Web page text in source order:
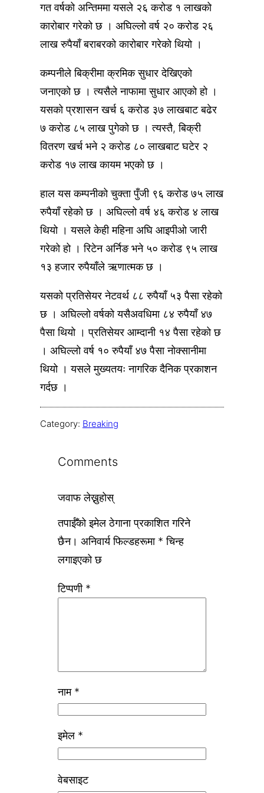
गत वर्षको अन्तिममा यसले २६ करोड १ लाखको
कारोबार गरेको छ । अघिल्लो वर्ष २० करोड २६
लाख रुपैयाँ बराबरको कारोबार गरेको थियो ।
कम्पनीले बिक्रीमा क्रमिक सुधार देखिएको
जनाएको छ । त्यसैले नाफामा सुधार आएको हो ।
यसको प्रशासन खर्च ६ करोड ३७ लाखबाट बढेर
७ करोड ८५ लाख पुगेको छ । त्यस्तै, बिक्री
वितरण खर्च भने २ करोड ८० लाखबाट घटेर २
करोड १७ लाख कायम भएको छ ।
हाल यस कम्पनीको चुक्ता पुँजी ९६ करोड ७५ लाख
रुपैयाँ रहेको छ । अघिल्लो वर्ष ४६ करोड ४ लाख
थियो । यसले केही महिना अघि आइपीओ जारी
गरेको हो । रिटेन अर्निङ भने ५० करोड ९५ लाख
१३ हजार रुपैयाँले ऋणात्मक छ ।
यसको प्रतिसेयर नेटवर्थ ८८ रुपैयाँ ५३ पैसा रहेको
छ । अघिल्लो वर्षको यसैअवधिमा ८४ रुपैयाँ ४७
पैसा थियो । प्रतिसेयर आम्दानी १४ पैसा रहेको छ
। अघिल्लो वर्ष १० रुपैयाँ ४७ पैसा नोक्सानीमा
थियो । यसले मुख्यतयः नागरिक दैनिक प्रकाशन
गर्दछ ।
Category: Breaking
Comments
जवाफ लेख्नुहोस्
तपाईँको इमेल ठेगाना प्रकाशित गरिने
छैन। अनिवार्य फिल्डहरूमा * चिन्ह
लगाइएको छ
टिप्पणी *
नाम *
इमेल *
वेबसाइट